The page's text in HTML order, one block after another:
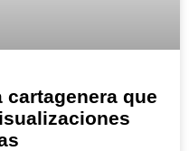
cartagenera que